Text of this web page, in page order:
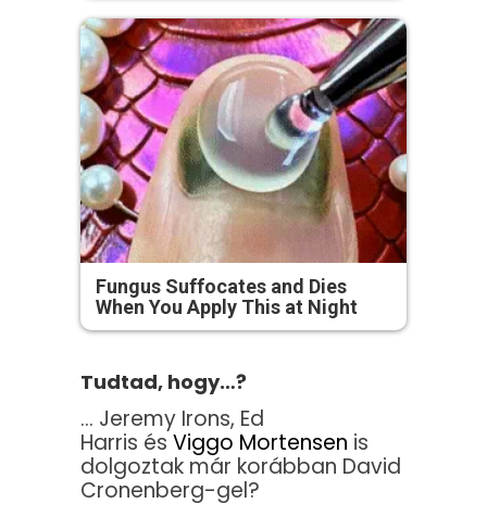
Fungus Suffocates and Dies
When You Apply This at Night
Tudtad, hogy…?
… Jeremy Irons, Ed
Harris és Viggo Mortensen is
dolgoztak már korábban David
Cronenberg-gel?